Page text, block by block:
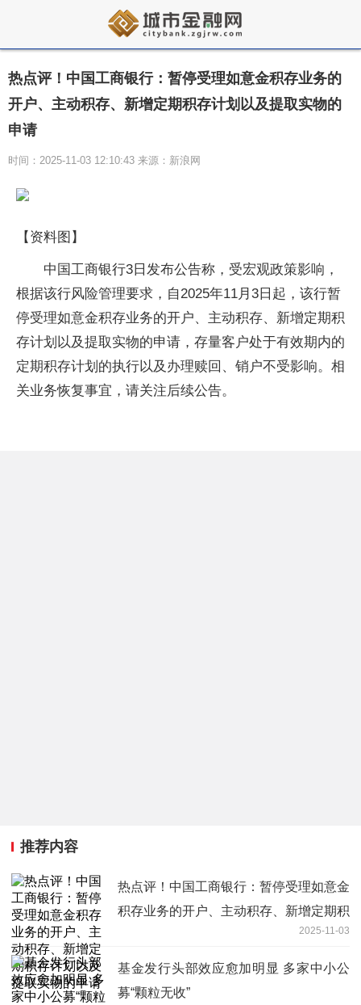
热点评！中国工商银行：暂停受理如意金积存业务的
开户、主动积存、新增定期积存计划以及提取实物的
申请
时间：2025-11-03 12:10:43 来源：新浪网
【资料图】
中国工商银行3日发布公告称，受宏观政策影响，
根据该行风险管理要求，自2025年11月3日起，该行暂
停受理如意金积存业务的开户、主动积存、新增定期积
存计划以及提取实物的申请，存量客户处于有效期内的
定期积存计划的执行以及办理赎回、销户不受影响。相
关业务恢复事宜，请关注后续公告。
推荐内容
热点评！中国工商银行：暂停受理如意金
积存业务的开户、主动积存、新增定期积
2025-11-03
基金发行头部效应愈加明显 多家中小公
募“颗粒无收”